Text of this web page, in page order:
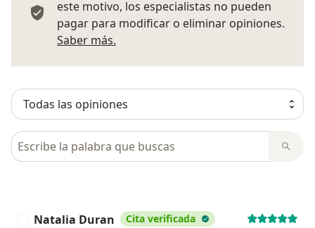
este motivo, los especialistas no pueden
pagar para modificar o eliminar opiniones.
Saber más.
Busca en opiniones
Natalia Duran Cita verificada